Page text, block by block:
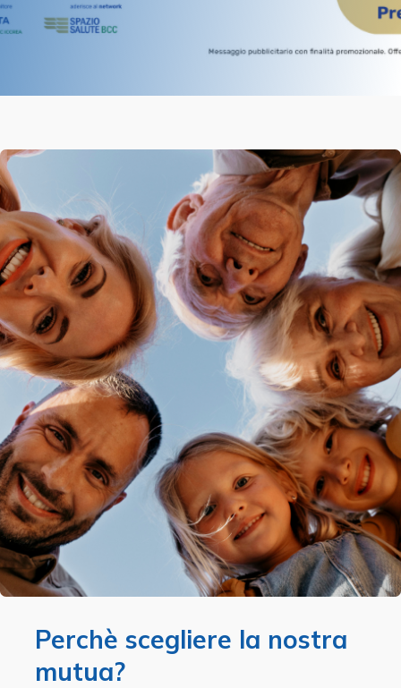
Perchè scegliere la nostra
mutua?